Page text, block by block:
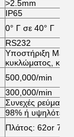
>2.5mm
IP65
0° Γ σε 40° Γ
RS232
Υποστήριξη
κυκλώματος,
500,000/min
300,000/min
Συνεχές ρεύμα
98% ή
Πλάτος: 62or